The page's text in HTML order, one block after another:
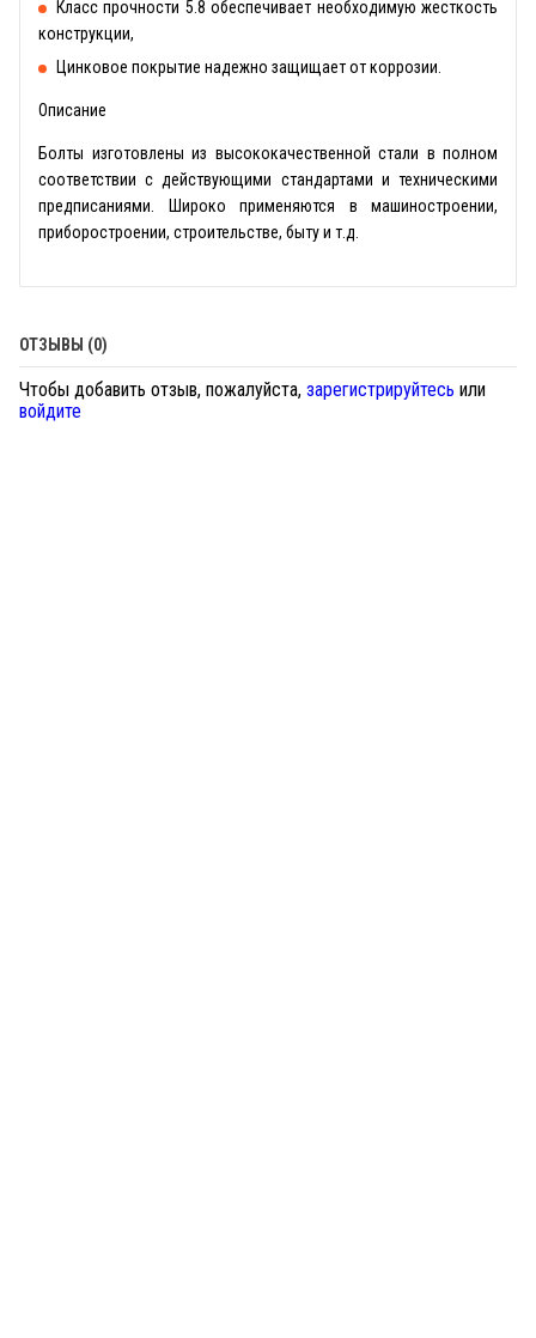
Класс прочности 5.8 обеспечивает необходимую жесткость
конструкции,
Цинковое покрытие надежно защищает от коррозии.
Описание
Болты изготовлены из высококачественной стали в полном
соответствии с действующими стандартами и техническими
предписаниями. Широко применяются в машиностроении,
приборостроении, строительстве, быту и т.д.
ОТЗЫВЫ (0)
Чтобы добавить отзыв, пожалуйста, зарегистрируйтесь или
войдите